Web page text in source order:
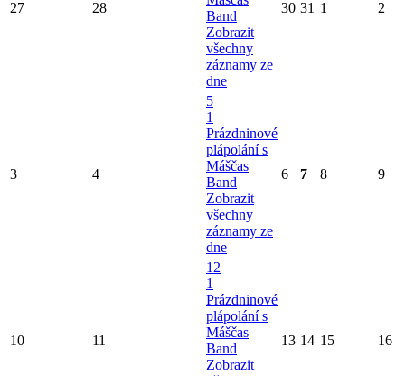
27 28
Band
Zobrazit
všechny
záznamy ze
dne
30 31 1 2
3 4
5
1
Prázdninové
plápolání s
Máščas
Band
Zobrazit
všechny
záznamy ze
dne
6 7 8 9
10 11
12
1
Prázdninové
plápolání s
Máščas
Band
Zobrazit
13 14 15 16